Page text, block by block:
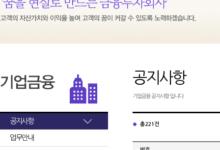
공지사항
업무안내
공지사항
기업금융 공지사항 입니다.
총 221건